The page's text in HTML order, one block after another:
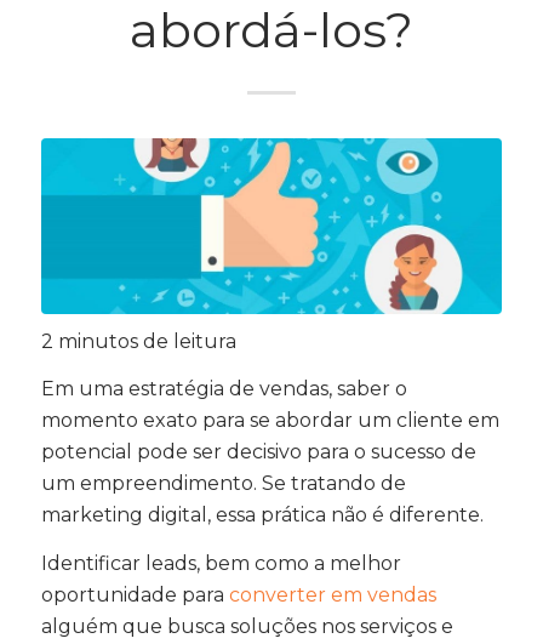
abordá-los?
2 minutos de leitura
Em uma estratégia de vendas, saber o
momento exato para se abordar um cliente em
potencial pode ser decisivo para o sucesso de
um empreendimento. Se tratando de
marketing digital, essa prática não é diferente.
Identificar leads, bem como a melhor
oportunidade para converter em vendas
alguém que busca soluções nos serviços e